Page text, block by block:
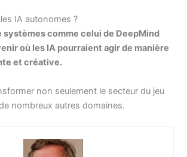
IA autonomes ?
systèmes comme celui de DeepMind
où les IA pourraient agir de manière
et créative.
non seulement le secteur du jeu
nombreux autres domaines.